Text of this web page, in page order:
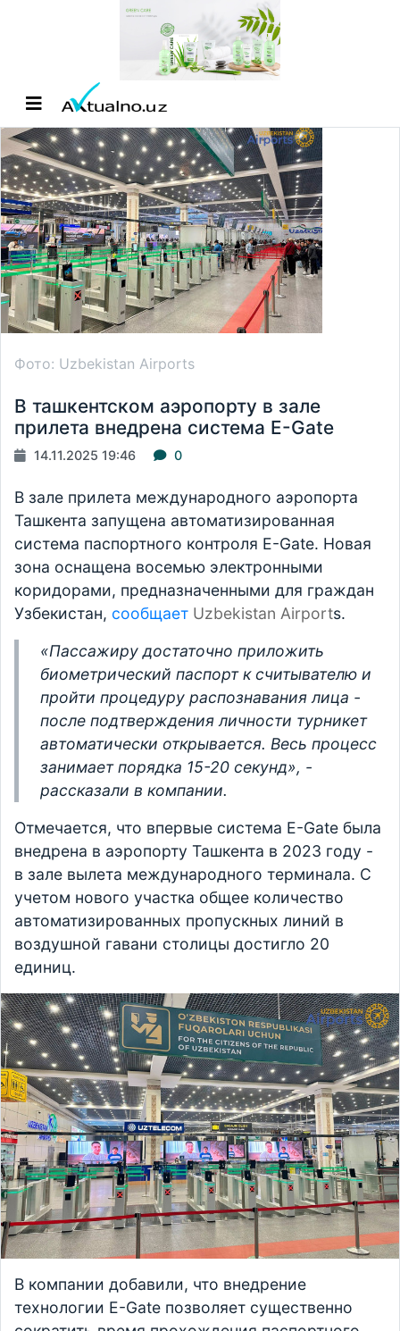
Фото: Uzbekistan Airports
В ташкентском аэропорту в зале
прилета внедрена система E-Gate
14.11.2025 19:46 0
В зале прилета международного аэропорта
Ташкента запущена автоматизированная
система паспортного контроля E-Gate. Новая
зона оснащена восемью электронными
коридорами, предназначенными для граждан
Узбекистан, сообщает Uzbekistan Airports.
«Пассажиру достаточно приложить
биометрический паспорт к считывателю и
пройти процедуру распознавания лица -
после подтверждения личности турникет
автоматически открывается. Весь процесс
занимает порядка 15-20 секунд», -
рассказали в компании.
Отмечается, что впервые система E-Gate была
внедрена в аэропорту Ташкента в 2023 году -
в зале вылета международного терминала. С
учетом нового участка общее количество
автоматизированных пропускных линий в
воздушной гавани столицы достигло 20
единиц.
В компании добавили, что внедрение
технологии E-Gate позволяет существенно